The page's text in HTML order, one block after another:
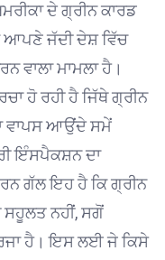
ਦੇ ਗ੍ਰੀਨ ਕਾਰਡ
ਆਪਣੇ ਜੱਦੀ ਦੇਸ਼ ਵਿੱਚ
ਵਾਲਾ ਮਾਮਲਾ ਹੈ।
ਹੋ ਰਹੀ ਹੈ ਜਿੱਥੇ ਗ੍ਰੀਨ
ਵਾਪਸ ਆਉਂਦੇ ਸਮੇਂ
ਇੰਸਪੈਕਸ਼ਨ ਦਾ
ਗੱਲ ਇਹ ਹੈ ਕਿ ਗ੍ਰੀਨ
ਸਹੂਲਤ ਨਹੀਂ, ਸਗੋਂ
ਹੈ। ਇਸ ਲਈ ਜੇ ਕਿਸੇ